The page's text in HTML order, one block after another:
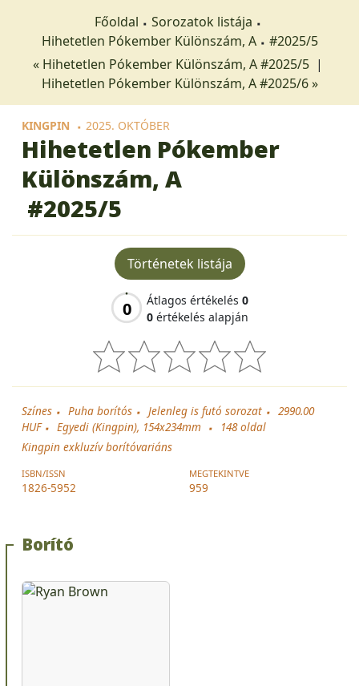
Főoldal
Sorozatok listája
Hihetetlen Pókember Különszám, A
#2025/5
« Hihetetlen Pókember Különszám, A #2025/5 |
Hihetetlen Pókember Különszám, A #2025/6 »
KINGPIN 2025. OKTÓBER
Hihetetlen Pókember
Különszám, A
#2025/5
Történetek listája
0 Átlagos értékelés 0
0 értékelés alapján
Színes Puha borítós Jelenleg is futó sorozat
2990.00
HUF
Egyedi (Kingpin), 154x234mm 148oldal
Kingpin exkluzív borítóvariáns
ISBN/ISSN
1826-5952
MEGTEKINTVE
959
Borító